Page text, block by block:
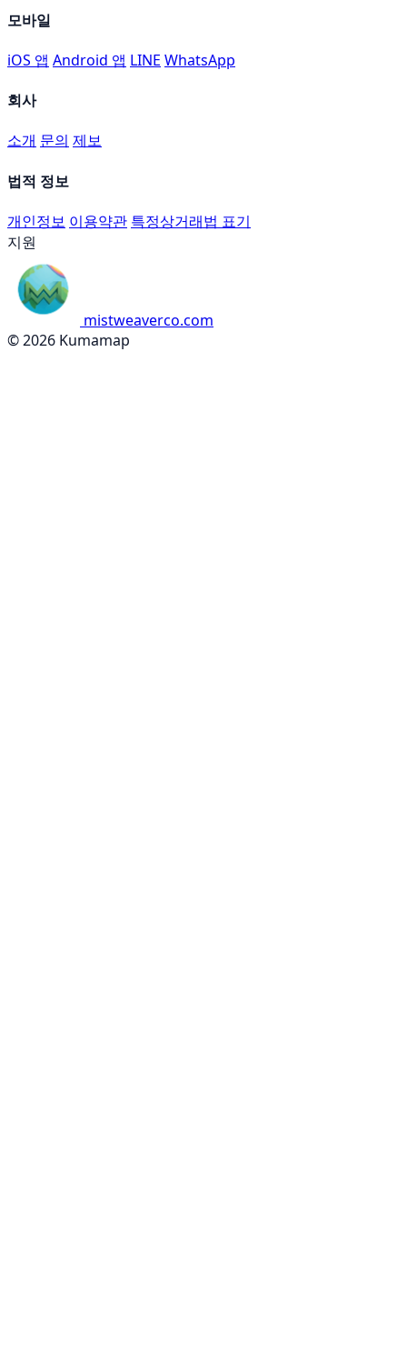
모바일
iOS 앱 Android 앱 LINE WhatsApp
회사
소개 문의 제보
법적 정보
개인정보 이용약관 특정상거래법 표기
지원
mistweaverco.com
© 2026 Kumamap